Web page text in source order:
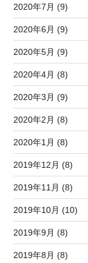
2020年7月 (9)
2020年6月 (9)
2020年5月 (9)
2020年4月 (8)
2020年3月 (9)
2020年2月 (8)
2020年1月 (8)
2019年12月 (8)
2019年11月 (8)
2019年10月 (10)
2019年9月 (8)
2019年8月 (8)